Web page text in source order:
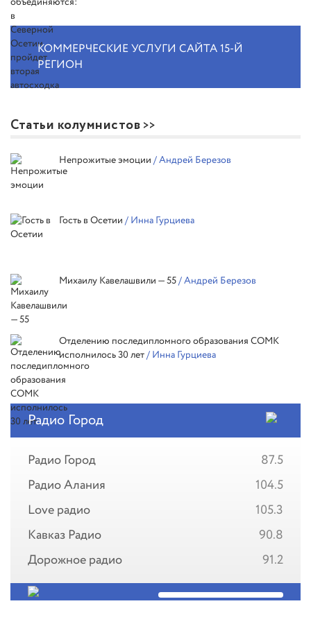
КОММЕРЧЕСКИЕ УСЛУГИ САЙТА 15-Й
РЕГИОН
Статьи колумнистов
Непрожитые эмоции / Андрей Березов
Гость в Осетии / Инна Гурциева
Михаилу Кавелашвили — 55/ Андрей Березов
Отделению последипломного образования СОМК
исполнилось 30 лет/ Инна Гурциева
Радио Город
Радио Город
87.5
Радио Алания
104.5
Love радио
105.3
Кавказ Радио
90.8
Дорожное радио
91.2